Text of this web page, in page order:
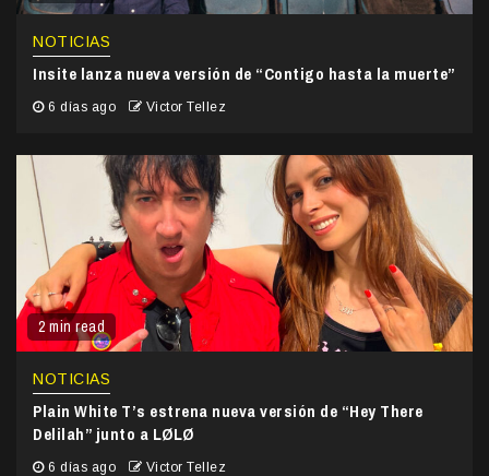
NOTICIAS
Insite lanza nueva versión de “Contigo hasta la muerte”
6 días ago Victor Tellez
2 min read
NOTICIAS
Plain White T’s estrena nueva versión de “Hey There
Delilah” junto a LØLØ
6 días ago Victor Tellez